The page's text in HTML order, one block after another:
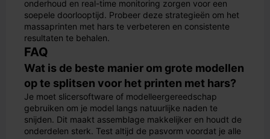
onderhoud en real-time monitoring zorgen voor een
soepele doorlooptijd. Probeer deze strategieën om het
massaprinten met hars te verbeteren en consistente
resultaten te behalen.
FAQ
Wat is de beste manier om grote modellen
op te splitsen voor het printen met hars?
Je moet slicersoftware of modelleergereedschap
gebruiken om je model langs natuurlijke naden te
snijden. Dit maakt assemblage makkelijker en houdt de
onderdelen sterk. Test altijd de pasvorm voordat je alle